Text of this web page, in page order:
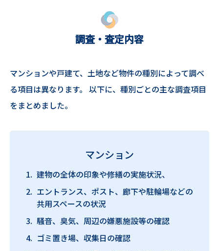
調査・査定内容
マンションや戸建て、土地など物件の種別によって調べ
る項目は異なります。 以下に、種別ごとの主な調査項目
をまとめました。
マンション
建物の全体の印象や修繕の実施状況、
エントランス、ポスト、廊下や駐輪場などの
共用スペースの状況
騒音、臭気、周辺の嫌悪施設等の確認
ゴミ置き場、収集日の確認